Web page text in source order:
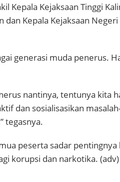
Kepala Kejaksaan Tinggi
Kepala Kejaksaan
generasi muda penerus.
nantinya, tentunya kita
dan sosialisasikan
tegasnya.
peserta sadar pentingnya
korupsi dan narkotika. (adv)